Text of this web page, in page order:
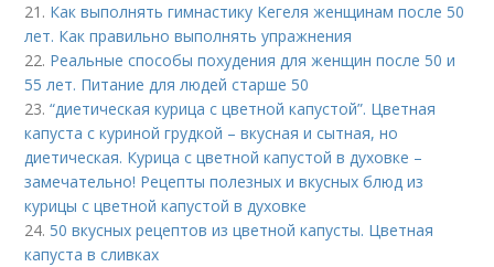
21. Как выполнять гимнастику Кегеля женщинам после 50
лет. Как правильно выполнять упражнения
22. Реальные способы похудения для женщин после 50 и
55 лет. Питание для людей старше 50
23.“диетическая курица с цветной капустой”. Цветная
капуста с куриной грудкой – вкусная и сытная, но
диетическая. Курица с цветной капустой в духовке –
замечательно! Рецепты полезных и вкусных блюд из
курицы с цветной капустой в духовке
24. 50 вкусных рецептов из цветной капусты. Цветная
капуста в сливках